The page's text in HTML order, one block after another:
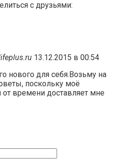
с друзьями:
13.12.2015 в 00:54
нового для себя.Возьму на
поскольку моё
времени доставляет мне